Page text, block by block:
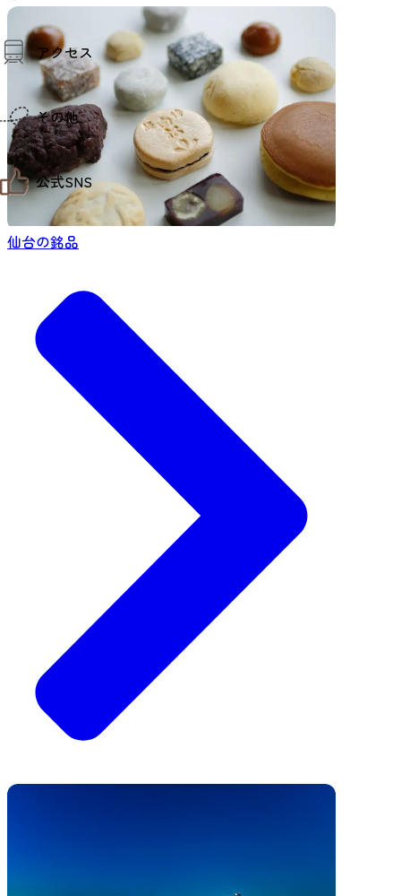
観光案内
お役立ち情報
観光アプリ
仙台観光マップ
アクセス
仙台までの経路検索
市内の交通情報
お得なチケット
その他
お知らせ
お問い合わせ
教育旅行
観光マップ
せんだい旅日和とは
サイトマップ
仙臺写真館フォトギャラリー
公式SNS
せんだい旅日和 X
せんだい旅日和 Instagram
仙台旅先体験コレクション Instagaram
仙台の銘品